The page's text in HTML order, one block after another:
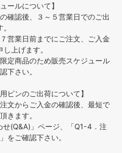
ールについて】
確認後、３～５営業日でのご出
営業日前までにご注文、ご入金
上げます。
定商品のため販売スケジュール
下さい。
ピンのご出荷について】
文からご入金の確認後、最短で
きます。
(Q&A)」ページ、「Q1-4．注
をご確認下さい。